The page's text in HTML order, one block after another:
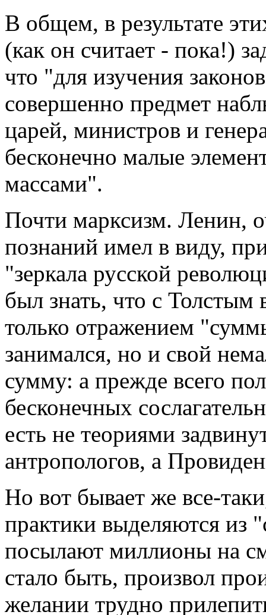
В общем, в результате
(как он считает - пока!)
что "для изучения
совершенно предмет
царей, министров и
бесконечно малые
массами".
Почти марксизм. Ленин,
познаний имел в виду,
"зеркала русской
был знать, что с Толстым
только отражением
занимался, но и свой
сумму: а прежде всего
бесконечных
есть не теориями
антропологов, а
Но вот бывает же все-
практики выделяются из
посылают миллионы на
стало быть, произвол
желании трудно